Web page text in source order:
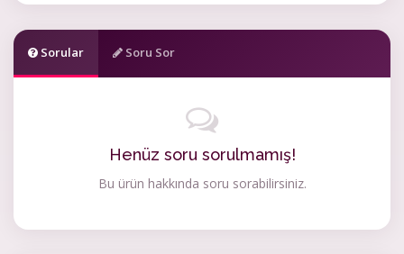
Sorular Soru Sor
Henüz soru sorulmamış!
Bu ürün hakkında soru sorabilirsiniz.